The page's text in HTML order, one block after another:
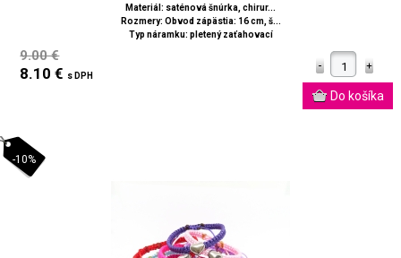
Materiál: saténová šnúrka, chirur...
Rozmery: Obvod zápästia: 16 cm, š...
Typ náramku: pletený zaťahovací
9.00 €
8.10 € s DPH
-10%